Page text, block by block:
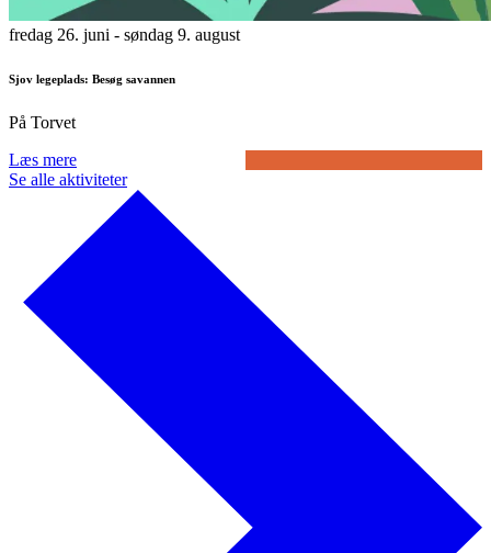
fredag 26. juni - søndag 9. august
Sjov legeplads: Besøg savannen
På Torvet
Læs mere
Se alle aktiviteter